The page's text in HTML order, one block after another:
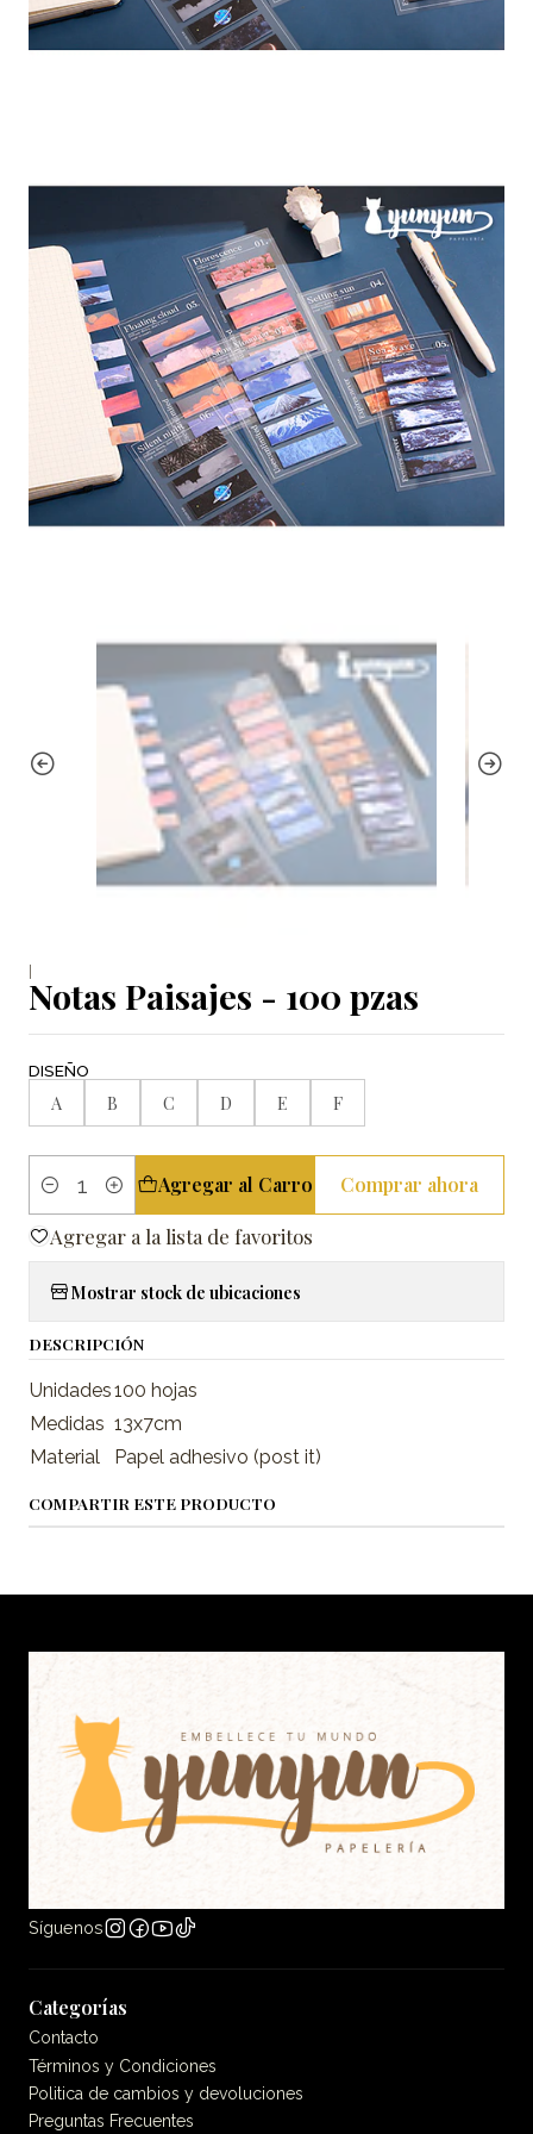
|
Notas Paisajes - 100 pzas
DISEÑO
A B C D E F
Cantidad
Agregar al Carro Comprar ahora
Agregar a la lista de favoritos
Mostrar stock de ubicaciones
DESCRIPCIÓN
Unidades100 hojas
Medidas 13x7cm
Material
Papel adhesivo (post it)
COMPARTIR ESTE PRODUCTO
Síguenos
Categorías
Contacto
Términos y Condiciones
Politica de cambios y devoluciones
Preguntas Frecuentes